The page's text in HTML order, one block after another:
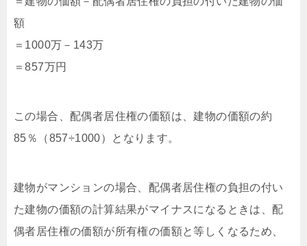
額
＝1000万－143万
＝857万円
この場合、配偶者居住権の価額は、建物の価額の約
85％（857÷1000）となります。
建物がマンションの場合、配偶者居住権の負担の付い
た建物の価額の計算結果がマイナスになるときは、配
偶者居住権の価額が所有権の価額と等しくなるため、